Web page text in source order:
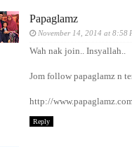
Papaglamz
November 14, 2014 at 8:58
Wah nak join.. Insyallah..
Jom follow papaglamz n
http://
Reply